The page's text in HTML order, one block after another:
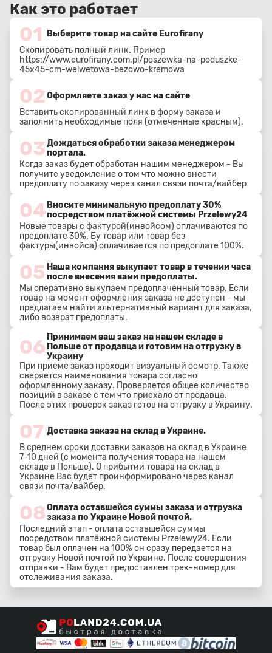
Как это работает
01
Выберите товар на сайте Eurofirany
Скопировать полный линк. Пример
https://www.eurofirany.com.pl/poszewka-na-poduszke-
45x45-cm-welwetowa-bezowo-kremowa
02 Оформляете заказ у нас на сайте
Вставить скопированный линк в форму заказа и
заполнить необходимые поля (отмеченные красным).
03Дождаться обработки заказа менеджером
портала.
Когда заказ будет обработан нашим менеджером - Вы
получите уведомление о том что можно внести
предоплату по заказу через канал связи почта/вайбер
04 Вносите минимальную предоплату 30%
посредством платёжной системы Przelewy24
Новые товары с фактурой(инвойсом) оплачиваются по
предоплате 30%. Бу товар или товар без
фактуры(инвойса) оплачивается по предоплате 100%.
05 Наша компания выкупает товар в течении часа
после внесения вами предоплаты.
Мы оперативно выкупаем предоплаченный товар. Если
товар на момент оформления заказа не доступен - мы
предлагаем найти альтернативный вариант для заказа,
либо возврат предоплаты.
06 Принимаем ваш заказ на нашем складе в
Польше от продавца и готовим на отгрузку в
Украину
При приеме заказ проходит визуальный осмотр. Также
сверяется наименования товара согласно
оформленному заказу. Проверяется общее количество
позиций в заказе с тем что приехало от продавца.
После этих проверок заказ готов на отгрузку в Украину.
07 Доставка заказа на склад в Украине.
В среднем сроки доставки заказов на склад в Украине
7-10 дней (с момента получения товара на нашем
складе в Польше). О прибытии товара на склад в
Украине Вас будет проинформировано через канал
связи почта/вайбер.
08Оплата оставшейся суммы заказа и отгрузка
заказа по Украине Новой почтой.
Последний этап - оплата оставшейся суммы
посредством платёжной системы Przelewy24. Если
товар был оплачен на 100% он сразу передается на
отгрузку Новой почтой по Украине. После совершения
отправки - Вам будет предоставлен трек-номер для
отслеживания заказа.